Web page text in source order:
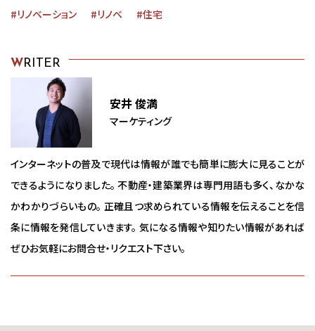
#リノベーション
#リノベ #住宅
WRITER
安井 俊満
マーケティング
インターネットの普及で現代は情報が誰でも簡単に膨大に見ることが
できるようになりました。 不動産・建築業界は専門用語も多く、なかな
かわかりづらいもの。 正確且つ求められている情報を伝えることを信
条に情報を発信していきます。 気になる情報や知りたい情報があれば
ぜひお気軽にお問合せ・リクエスト下さい。